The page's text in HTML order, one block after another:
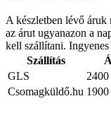
A készletben lévő áruk
az árut ugyanazon a
kell szállítani.
Szállítás
GLS
Csomagküldő.hu